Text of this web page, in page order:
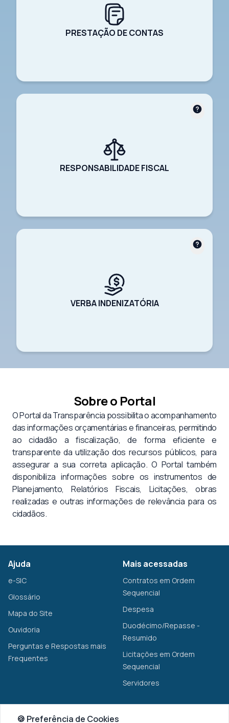
PRESTAÇÃO DE CONTAS
RESPONSABILIDADE FISCAL
VERBA INDENIZATÓRIA
Sobre o Portal
O Portal da Transparência possibilita o acompanhamento
das informações orçamentárias e financeiras, permitindo
ao cidadão a fiscalização, de forma eficiente e
transparente da utilização dos recursos públicos, para
assegurar a sua correta aplicação. O Portal também
disponibiliza informações sobre os instrumentos de
Planejamento, Relatórios Fiscais, Licitações, obras
realizadas e outras informações de relevância para os
cidadãos.
Ajuda
e-SIC
Glossário
Mapa do Site
Ouvidoria
Perguntas e Respostas mais
Frequentes
Mais acessadas
Contratos em Ordem
Sequencial
Despesa
Duodécimo/Repasse -
Resumido
Licitações em Ordem
Sequencial
Servidores
Transparência
🍪 Preferência de Cookies